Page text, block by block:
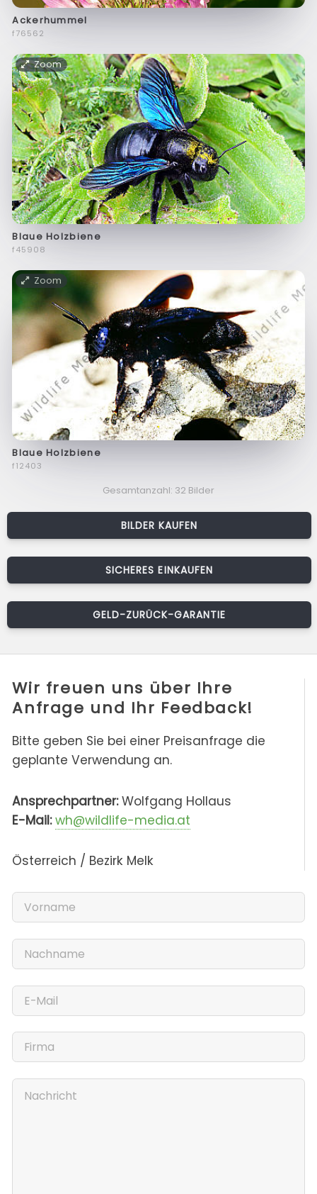
Ackerhummel
f76562
Zoom
Blaue Holzbiene
f45908
Zoom
Blaue Holzbiene
f12403
Gesamtanzahl: 32 Bilder
BILDER KAUFEN
SICHERES EINKAUFEN
GELD-ZURÜCK-GARANTIE
Wir freuen uns über Ihre
Anfrage und Ihr Feedback!
Bitte geben Sie bei einer Preisanfrage die
geplante Verwendung an.
Ansprechpartner:Wolfgang Hollaus
E-Mail: wh@wildlife-media.at
Österreich / Bezirk Melk